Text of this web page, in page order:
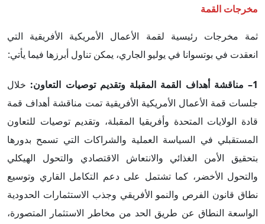
مخرجات القمة
ثمة مخرجات رئيسية لقمة الأعمال الأمريكية الأفريقية التي
انعقدت في بوتسوانا في يوليو الجاري، يمكن تناول أبرزها فيما يأتي:
1– مناقشة أهداف القمة المقبلة وتقديم توصيات التعاون:
خلال
جلسات قمة الأعمال الأمريكية الأفريقية تمت مناقشة أهداف قمة
قادة الولايات المتحدة وأفريقيا المقبلة، وتقديم توصيات للتعاون
المستقبلي في السياسة العملية والشراكات التي تسمح بدورها
بتحقيق الأمن الغذائي والانتعاش الاقتصادي والتحول الهيكلي
والتحول الأخضر، كما تشتمل على دعم التكامل القاري وتوسيع
نطاق قانون الفرص والنمو الأفريقي وجذب الاستثمارات الحدودية
الواسعة النطاق عن طريق الحد من مخاطر الاستثمار المتصورة،